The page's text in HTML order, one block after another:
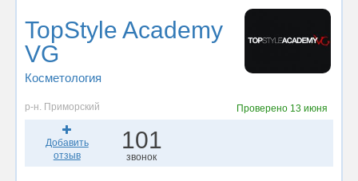
TopStyle Academy
VG
Косметология
р-н. Приморский Проверено 13 июня
Добавить
отзыв
101
звонок